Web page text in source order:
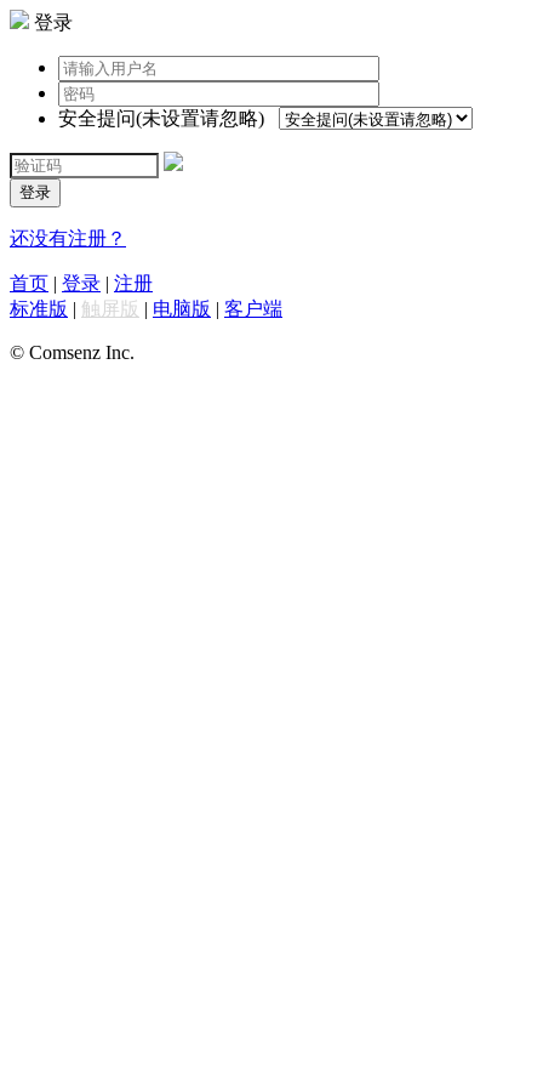
登录
安全提问(未设置请忽略)
登录
还没有注册？
首页 | 登录 | 注册
标准版 | 触屏版 | 电脑版 | 客户端
© Comsenz Inc.